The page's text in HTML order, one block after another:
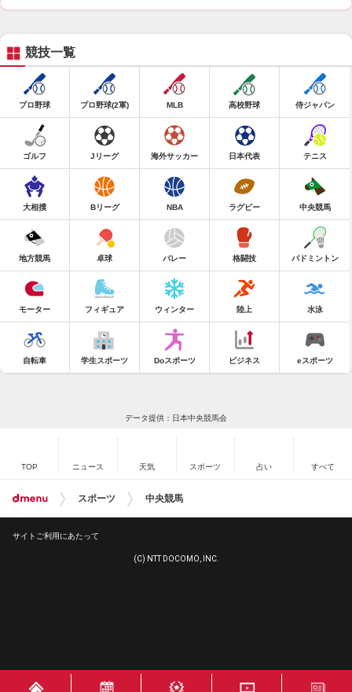
競技一覧
プロ野球 プロ野球(2軍) MLB 高校野球 侍ジャパン
ゴルフ Jリーグ 海外サッカー 日本代表 テニス
大相撲 Bリーグ NBA ラグビー 中央競馬
地方競馬 卓球 バレー 格闘技 バドミントン
モーター フィギュア ウィンター 陸上 水泳
自転車 学生スポーツ Doスポーツ ビジネス eスポーツ
データ提供：日本中央競馬会
TOP ニュース 天気 スポーツ 占い すべて
スポーツ 中央競馬
サイトご利用にあたって
(C) NTT DOCOMO, INC.